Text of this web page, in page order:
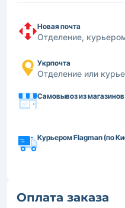
Новая почта
Отделение,
Укрпочта
Отделение или
Самовывоз из магазинов
Курьером Flagman (по
Оплата заказа